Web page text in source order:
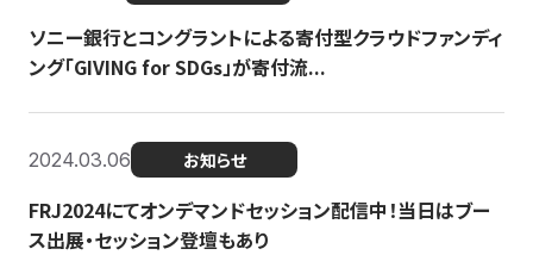
ソニー銀行とコングラントによる寄付型クラウドファンディ
ング「GIVING for SDGs」が寄付流...
2024.03.06 お知らせ
FRJ2024にてオンデマンドセッション配信中！当日はブー
ス出展・セッション登壇もあり